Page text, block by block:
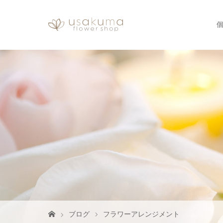
ブログ フラワーアレンジメント